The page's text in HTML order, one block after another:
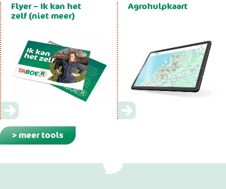
Flyer – Ik kan het
zelf (niet meer)
Agrohulpkaart
> meer tools